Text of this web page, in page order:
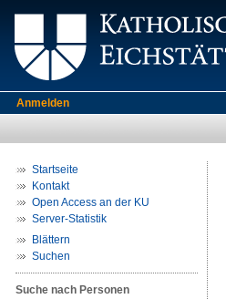
Anmelden
Startseite
Kontakt
Open Access an der KU
Server-Statistik
Blättern
Suchen
Suche nach Personen